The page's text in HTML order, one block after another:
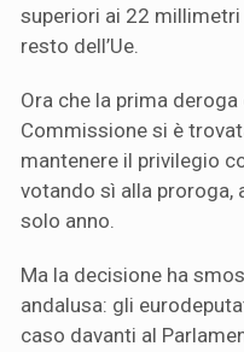
superiori ai 22
resto dell’Ue.
Ora che la prima
Commissione si è
mantenere il privilegio
votando sì alla proroga,
solo anno.
Ma la decisione ha
andalusa: gli
caso davanti al